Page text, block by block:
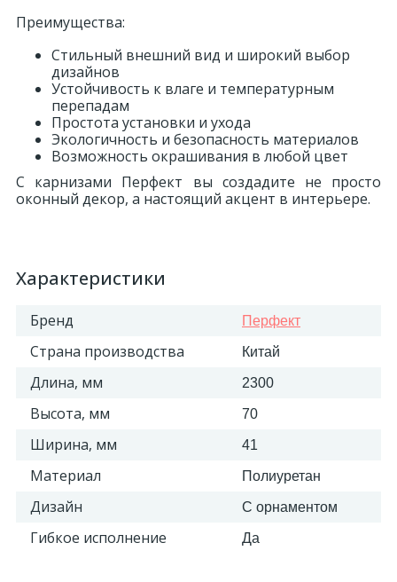
Преимущества:
Стильный внешний вид и широкий выбор
дизайнов
Устойчивость к влаге и температурным
перепадам
Простота установки и ухода
Экологичность и безопасность материалов
Возможность окрашивания в любой цвет
С карнизами Перфект вы создадите не просто
оконный декор, а настоящий акцент в интерьере.
Характеристики
Бренд Перфект
Страна производства Китай
Длина, мм 2300
Высота, мм 70
Ширина, мм 41
Материал Полиуретан
Дизайн С орнаментом
Гибкое исполнение Да